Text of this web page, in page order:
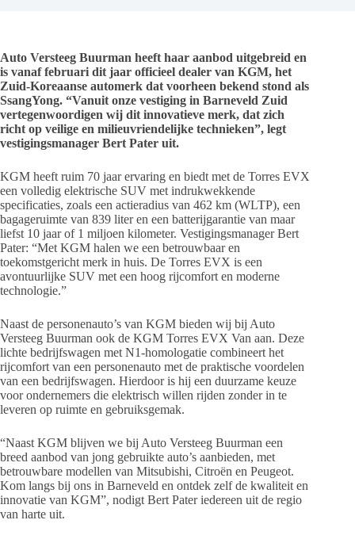
Auto Versteeg Buurman heeft haar aanbod uitgebreid en
is vanaf februari dit jaar officieel dealer van KGM, het
Zuid-Koreaanse automerk dat voorheen bekend stond als
SsangYong. “Vanuit onze vestiging in Barneveld Zuid
vertegenwoordigen wij dit innovatieve merk, dat zich
richt op veilige en milieuvriendelijke technieken”, legt
vestigingsmanager Bert Pater uit.
KGM heeft ruim 70 jaar ervaring en biedt met de Torres EVX
een volledig elektrische SUV met indrukwekkende
specificaties, zoals een actieradius van 462 km (WLTP), een
bagageruimte van 839 liter en een batterijgarantie van maar
liefst 10 jaar of 1 miljoen kilometer. Vestigingsmanager Bert
Pater: “Met KGM halen we een betrouwbaar en
toekomstgericht merk in huis. De Torres EVX is een
avontuurlijke SUV met een hoog rijcomfort en moderne
technologie.”
Naast de personenauto’s van KGM bieden wij bij Auto
Versteeg Buurman ook de KGM Torres EVX Van aan. Deze
lichte bedrijfswagen met N1-homologatie combineert het
rijcomfort van een personenauto met de praktische voordelen
van een bedrijfswagen. Hierdoor is hij een duurzame keuze
voor ondernemers die elektrisch willen rijden zonder in te
leveren op ruimte en gebruiksgemak.
“Naast KGM blijven we bij Auto Versteeg Buurman een
breed aanbod van jong gebruikte auto’s aanbieden, met
betrouwbare modellen van Mitsubishi, Citroën en Peugeot.
Kom langs bij ons in Barneveld en ontdek zelf de kwaliteit en
innovatie van KGM”, nodigt Bert Pater iedereen uit de regio
van harte uit.